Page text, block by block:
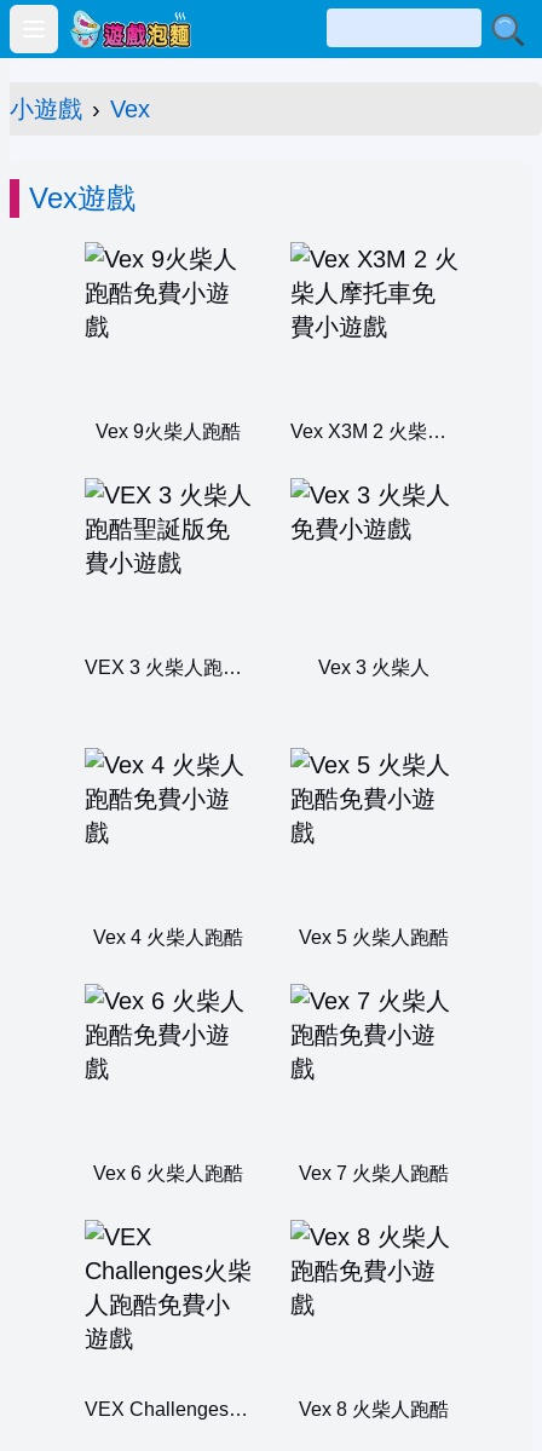
Open main menu
小遊戲 › Vex
Vex遊戲
Vex 9火柴人跑酷 Vex X3M 2 火柴人摩托車
VEX 3 火柴人跑酷聖誕版 Vex 3 火柴人
Vex 4 火柴人跑酷 Vex 5 火柴人跑酷
Vex 6 火柴人跑酷 Vex 7 火柴人跑酷
VEX Challenges火柴人跑酷 Vex 8 火柴人跑酷